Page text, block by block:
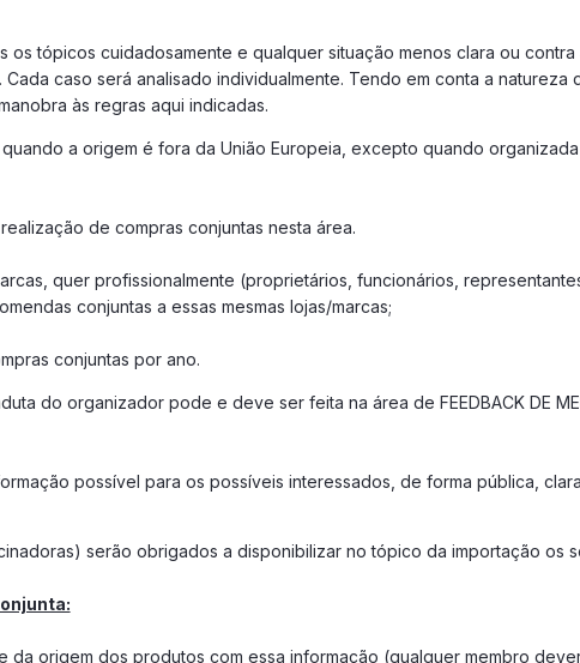
tópicos cuidadosamente e qualquer situação menos clara ou contra
caso será analisado individualmente. Tendo em conta a natureza
às regras aqui indicadas.
a origem é fora da União Europeia, excepto quando
de compras conjuntas nesta área.
quer profissionalmente (proprietários, funcionários,
conjuntas a essas mesmas lojas/marcas;
conjuntas por ano.
do organizador pode e deve ser feita na área de FEEDBACK DE
possível para os possíveis interessados, de forma pública,
serão obrigados a disponibilizar no tópico da importação os
origem dos produtos com essa informação (qualquer membro